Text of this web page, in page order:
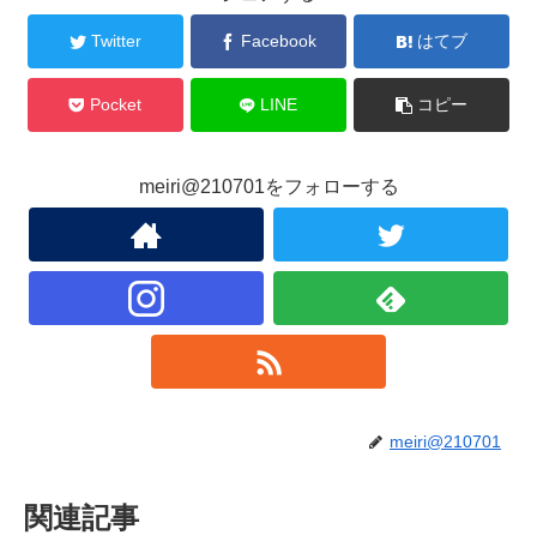
Twitter Facebook はてブ
Pocket LINE コピー
meiri@210701をフォローする
meiri@210701
関連記事